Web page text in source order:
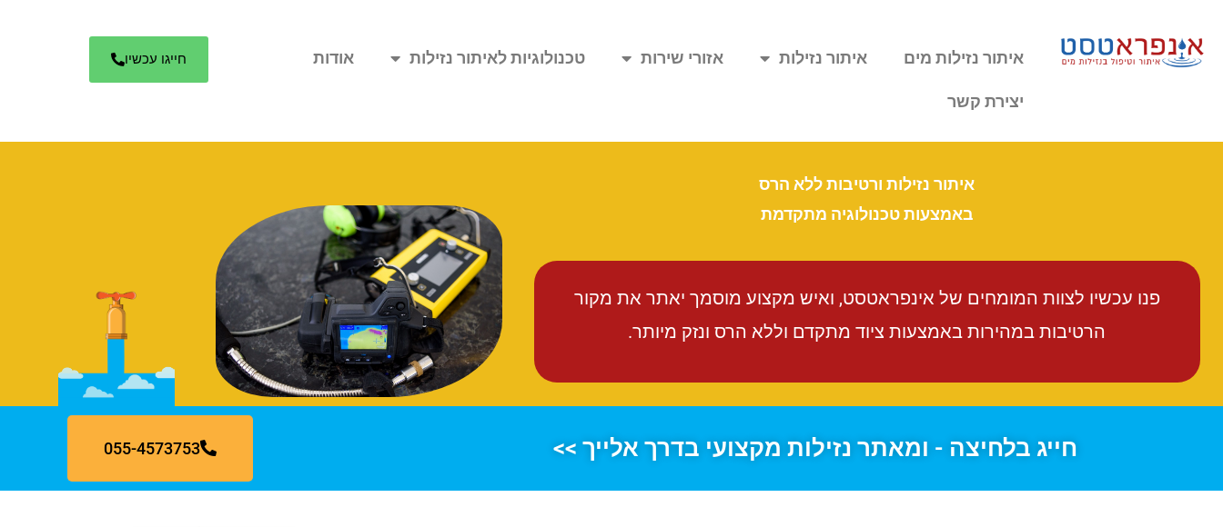
איתור נזילות מים איתור נזילות אזורי שירות טכנולוגיות לאיתור נזילות אודות
יצירת קשר
חייגו עכשיו
איתור נזילות ורטיבות ללא הרס
באמצעות טכנולוגיה מתקדמת
פנו עכשיו לצוות המומחים של אינפראטסט, ואיש מקצוע מוסמך יאתר את מקור
הרטיבות במהירות באמצעות ציוד מתקדם וללא הרס ונזק מיותר.
חייג בלחיצה - ומאתר נזילות מקצועי בדרך אלייך >> 055-4573753